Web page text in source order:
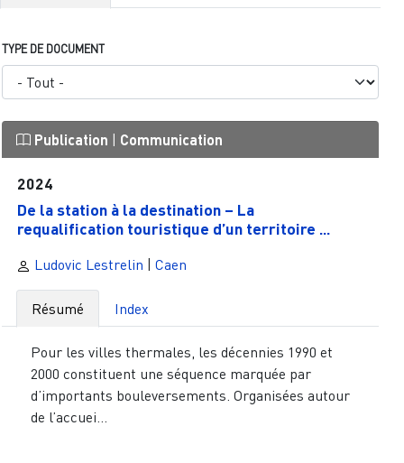
TYPE DE DOCUMENT
Publication | Communication
2024
De la station à la destination – La
requalification touristique d’un territoire ...
Ludovic Lestrelin Caen
Résumé Index
Pour les villes thermales, les décennies 1990 et
2000 constituent une séquence marquée par
d’importants bouleversements. Organisées autour
de l’accuei...